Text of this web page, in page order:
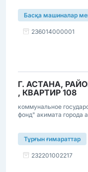
Басқа машиналар
236014000001
Г. АСТАНА,
, КВАРТИР 108
коммунальное
фонд" акимата города
Тұрғын ғимараттар
232201002217